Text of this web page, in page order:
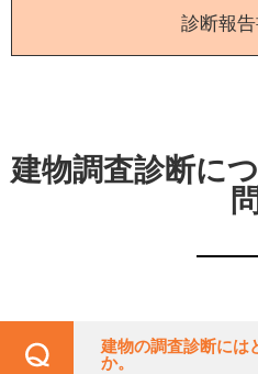
診断報
建物調査診断に
問
建物の調査診断には
か。